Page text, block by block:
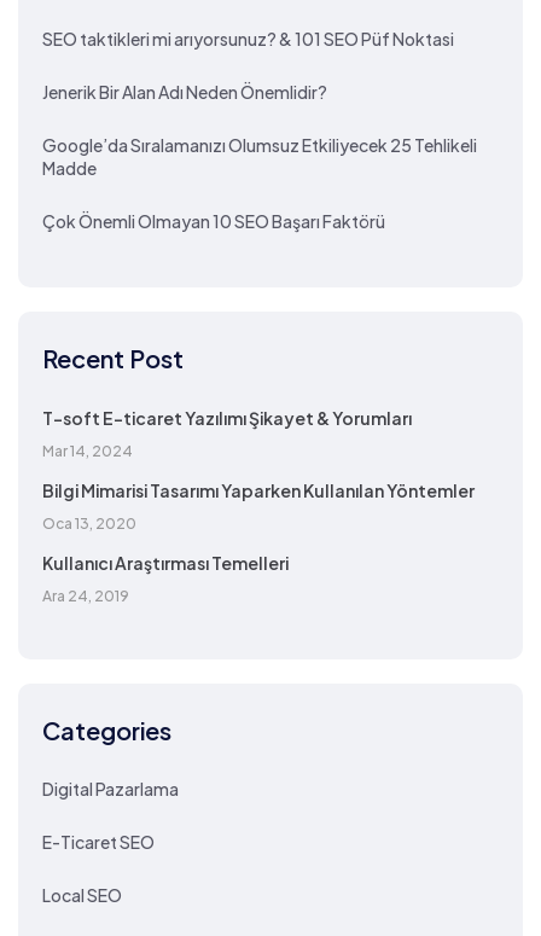
SEO taktikleri mi arıyorsunuz? & 101 SEO Püf Noktasi
Jenerik Bir Alan Adı Neden Önemlidir?
Google’da Sıralamanızı Olumsuz Etkiliyecek 25 Tehlikeli
Madde
Çok Önemli Olmayan 10 SEO Başarı Faktörü
Recent Post
T-soft E-ticaret Yazılımı Şikayet & Yorumları
Mar 14, 2024
Bilgi Mimarisi Tasarımı Yaparken Kullanılan Yöntemler
Oca 13, 2020
Kullanıcı Araştırması Temelleri
Ara 24, 2019
Categories
Digital Pazarlama
E-Ticaret SEO
Local SEO